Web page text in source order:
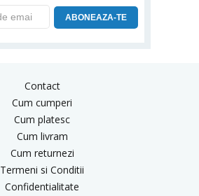
ABONEAZA-TE
Contact
Cum cumperi
Cum platesc
Cum livram
Cum returnezi
Termeni si Conditii
Confidentialitate